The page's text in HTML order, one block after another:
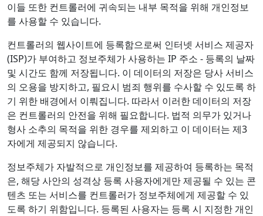
이들 또한 컨트롤러에 귀속되는 내부 목적을 위해 개인정보
를 사용할 수 있습니다.
컨트롤러의 웹사이트에 등록함으로써 인터넷 서비스 제공자
(ISP)가 부여하고 정보주체가 사용하는 IP 주소 - 등록의 날짜
및 시간도 함께 저장됩니다. 이 데이터의 저장은 당사 서비스
의 오용을 방지하고, 필요시 범죄 행위를 수사할 수 있도록 하
기 위한 배경에서 이뤄집니다. 따라서 이러한 데이터의 저장
은 컨트롤러의 안전을 위해 필요합니다. 법적 의무가 있거나
형사 소추의 목적을 위한 경우를 제외하고 이 데이터는 제3
자에게 제공되지 않습니다.
정보주체가 자발적으로 개인정보를 제공하여 등록하는 목적
은, 해당 사안의 성격상 등록 사용자에게만 제공될 수 있는 콘
텐츠 또는 서비스를 컨트롤러가 정보주체에게 제공할 수 있
도록 하기 위함입니다. 등록된 사용자는 등록 시 지정한 개인